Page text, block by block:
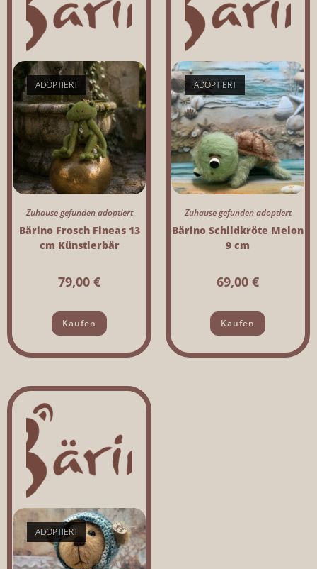
ADOPTIERT
Zuhause gefunden adoptiert
Bärino Frosch Fineas 13
cm Künstlerbär
79,00 €
Kaufen
ADOPTIERT
Zuhause gefunden adoptiert
Bärino Schildkröte Melon
9 cm
69,00 €
Kaufen
ADOPTIERT